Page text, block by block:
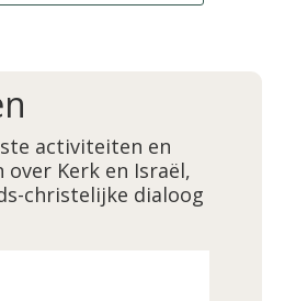
activiteiten en
Kerk en Israël,
christelijke dialoog